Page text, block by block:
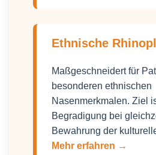
Ethnische
Maßgeschneidert für
besonderen ethnischen
Nasenmerkmalen. Ziel
Begradigung bei
Bewahrung der
Mehr erfahren →